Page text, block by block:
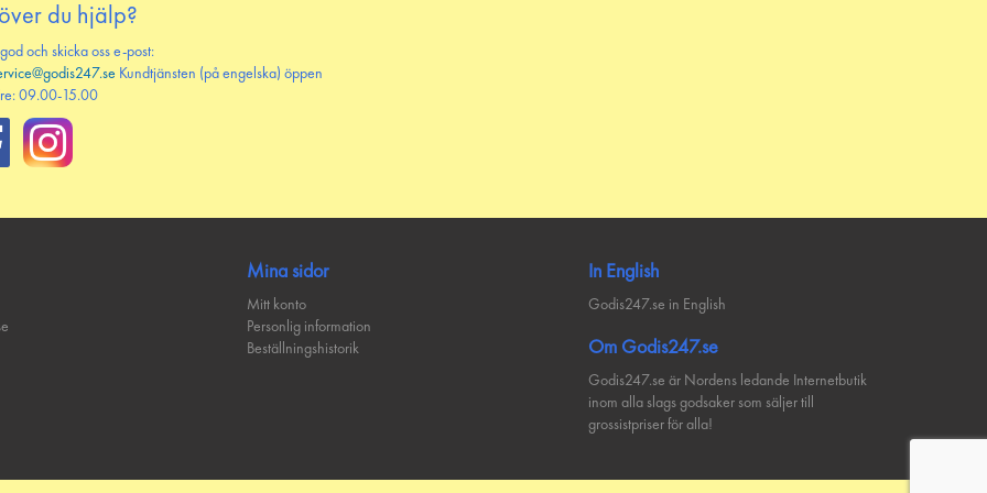
du hjälp?
och skicka oss e-post:
Kundtjänsten (på engelska) öppen
09.00-15.00
Mina sidor
Mitt konto
Personlig information
Beställningshistorik
In English
Godis247.se in English
Om Godis247.se
Godis247.se är Nordens ledande Internetbutik
inom alla slags godsaker som säljer till
grossistpriser för alla!